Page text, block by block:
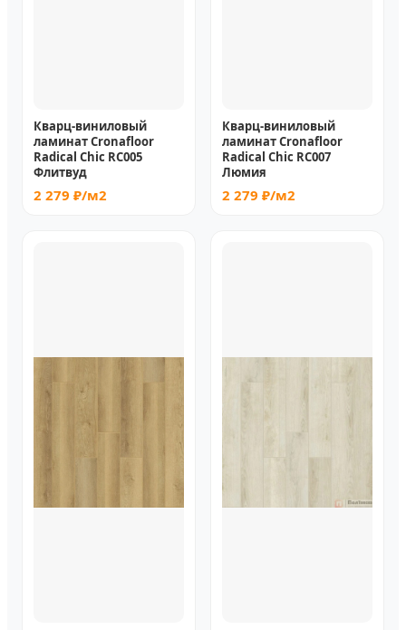
Кварц-виниловый
ламинат Cronafloor
Radical Chic RC005
Флитвуд
2 279 ₽/м2
Кварц-виниловый
ламинат Cronafloor
Radical Chic RC007
Люмия
2 279 ₽/м2